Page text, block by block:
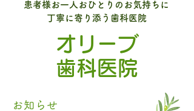
患者様お一人おひとりのお気持ちに
丁寧に寄り添う歯科医院
オリーブ
歯科医院
お知らせ